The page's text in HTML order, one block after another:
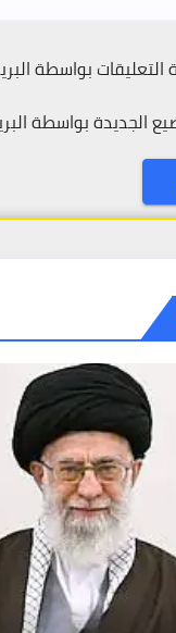
بواسطة
الجديدة بواسطة